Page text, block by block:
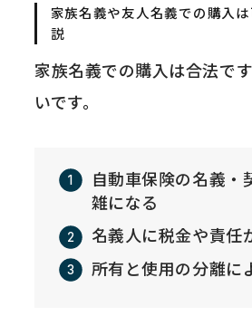
家族名義や友人名義での購入
説
家族名義での購入は合法で
いです。
自動車保険の名義・
雑になる
名義人に税金や責任
所有と使用の分離に